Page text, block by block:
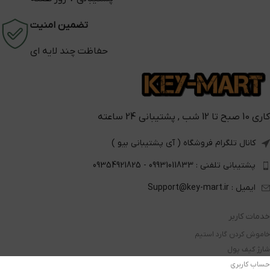
تضمین امنیت
حفاظت چند لایه ای
کاری 10 صبح تا 12 شب , پشتیبانی 24 ساعته
کانال تلگرام فروشگاه ( آی پشتیبانی بیو )
پشتیبانی تلفنی : 09931011833 - 09354921825
ایمیل : Support@key-mart.ir
خدمات کاربر
خاموش کردن گارد استیم
شارژ کیف پول
حساب کاربری